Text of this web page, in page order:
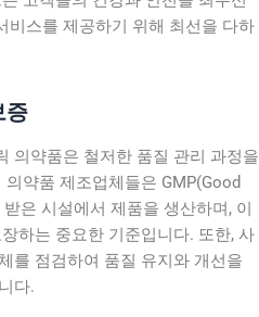
비스를 제공하기 위해 최선을 다하
증
의약품은 철저한 품질 관리 과정을
약품 제조업체들은 GMP(Good
은 시설에서 제품을 생산하며, 이
하는 중요한 기준입니다. 또한, 사
를 점검하여 품질 유지와 개선을
다.